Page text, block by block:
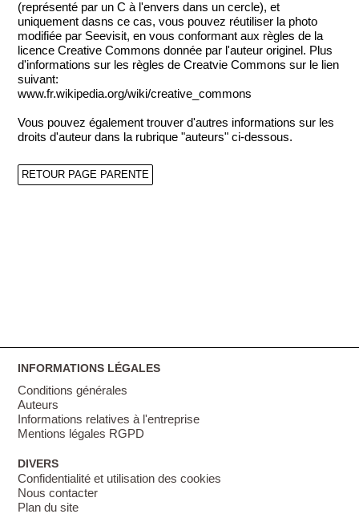
(représenté par un C à l'envers dans un cercle), et
uniquement dasns ce cas, vous pouvez réutiliser la photo
modifiée par Seevisit, en vous conformant aux règles de la
licence Creative Commons donnée par l'auteur originel. Plus
d'informations sur les règles de Creatvie Commons sur le lien
suivant:
www.fr.wikipedia.org/wiki/creative_commons
Vous pouvez également trouver d'autres informations sur les
droits d'auteur dans la rubrique "auteurs" ci-dessous.
RETOUR PAGE PARENTE
INFORMATIONS LÉGALES
Conditions générales
Auteurs
Informations relatives à l'entreprise
Mentions légales RGPD
DIVERS
Confidentialité et utilisation des cookies
Nous contacter
Plan du site